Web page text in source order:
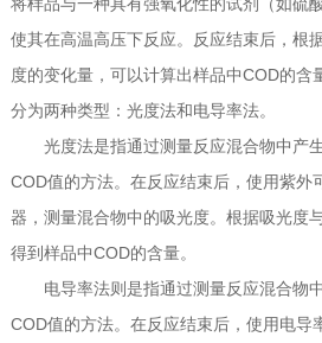
使其在高温高压下反应。反应结束后，根
度的变化量，可以计算出样品中COD的含
分为两种类型：光度法和电导率法。
光度法是指通过测量反应混合物中产
COD值的方法。在反应结束后，使用紫外
器，测量混合物中的吸光度。根据吸光度
得到样品中COD的含量。
电导率法则是指通过测量反应混合物
COD值的方法。在反应结束后，使用电导